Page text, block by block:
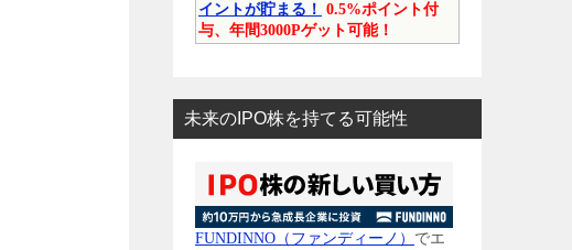
イントが貯まる！ 0.5%ポイント付
与、年間3000Pゲット可能！
未来のIPO株を持てる可能性
FUNDINNO（ファンディーノ） でエ